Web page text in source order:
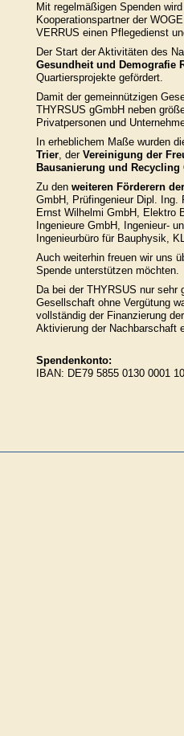
Mit regelmäßigen Spenden
Kooperationspartner der
VERRUS einen Pflegedienst
Der Start der Aktivitäten des
Gesundheit und Demografie
Quartiersprojekte gefördert.
Damit der gemeinnützigen
THYRSUS gGmbH neben
Privatpersonen und
In erheblichem Maße wurden
Trier, der Vereinigung der
Bausanierung und Recycling
Zu den weiteren Förderern
GmbH, Prüfingenieur Dipl. Ing.
Ernst Wilhelmi GmbH, Elektro
Ingenieure GmbH, Ingenieur-
Ingenieurbüro für Bauphysik,
Auch weiterhin freuen wir uns
Spende unterstützen möchten.
Da bei der THYRSUS nur
Gesellschaft ohne Vergütung
vollständig der Finanzierung
Aktivierung der Nachbarschaft
Spendenkonto:
IBAN: DE79 5855 0130 0001